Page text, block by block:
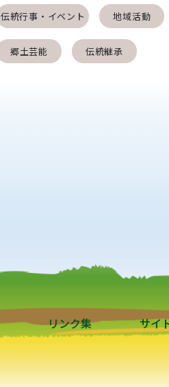
伝統行事・イベント 地域活動
郷土芸能 伝統継承
リンク集 サイ